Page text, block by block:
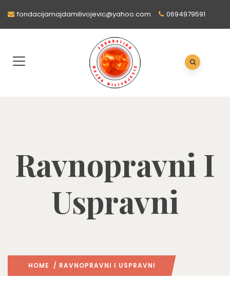
fondacijamajdamilivojevic@yahoo.com 0694979591
Ravnopravni I
Uspravni
HOME / RAVNOPRAVNI I USPRAVNI